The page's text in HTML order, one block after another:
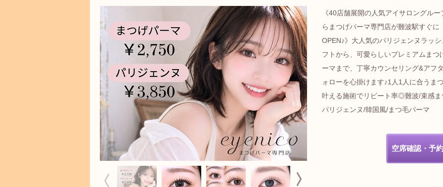
《40店舗展開の人気アイサロングルー
らまつげパーマ専門店が難波駅すぐに
OPEN♪》大人気のパリジェンヌラッシ
フトから、可愛らしいプレミアムまつ
ーマまで、丁寧カウンセリング&アフ
ォローを心掛けます♪1人1人に合うま
叶える施術でリピート率◎難波/束感ま
パリジェンヌ/韓国風/まつ毛パーマ
空席確認・予